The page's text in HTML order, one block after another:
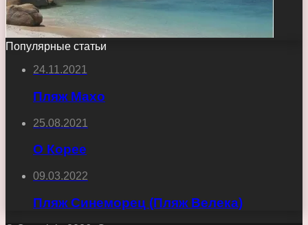
Популярные статьи
24.11.2021
Пляж Махо
25.08.2021
О Корее
09.03.2022
Пляж Синеморец (Пляж Велека)